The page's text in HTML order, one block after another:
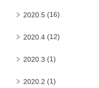
2020.5 (16)
2020.4 (12)
2020.3 (1)
2020.2 (1)